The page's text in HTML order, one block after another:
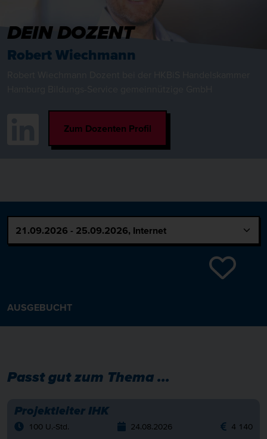
DEIN DOZENT
Robert Wiechmann
Zum Dozenten Profil
AUSGEBUCHT
Passt gut zum Thema ...
Projektleiter IHK
100 U.-Std. 24.08.2026 4 140